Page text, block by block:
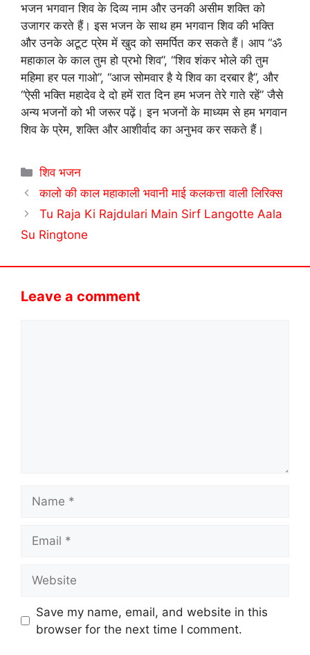
भजन भगवान शिव के दिव्य नाम और उनकी असीम शक्ति को
उजागर करते हैं। इस भजन के साथ हम भगवान शिव की भक्ति
और उनके अटूट प्रेम में खुद को समर्पित कर सकते हैं। आप “ॐ
महाकाल के काल तुम हो प्रभो शिव”, “शिव शंकर भोले की तुम
महिमा हर पल गाओ”, “आज सोमवार है ये शिव का दरबार है”, और
“ऐसी भक्ति महादेव दे दो हमें रात दिन हम भजन तेरे गाते रहें” जैसे
अन्य भजनों को भी जरूर पढ़ें। इन भजनों के माध्यम से हम भगवान
शिव के प्रेम, शक्ति और आशीर्वाद का अनुभव कर सकते हैं।
Categories
शिव भजन
कालो की काल महाकाली भवानी माई कलकत्ता वाली लिरिक्स
Tu Raja Ki Rajdulari Main Sirf Langotte Aala
Su Ringtone
Leave a comment
Save my name, email, and website in this
browser for the next time I comment.